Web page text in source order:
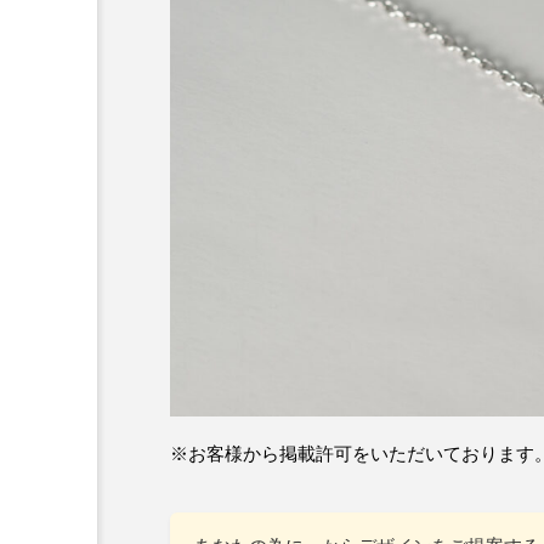
※お客様から掲載許可をいただいております